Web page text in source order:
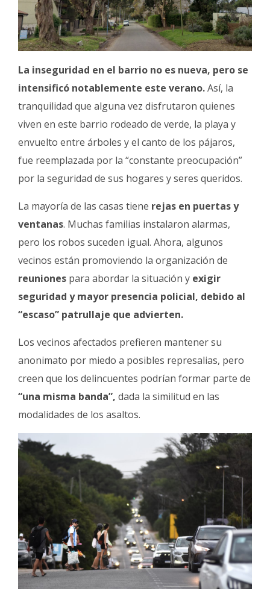
La inseguridad en el barrio no es nueva, pero se
intensificó notablemente este verano.Así, la
tranquilidad que alguna vez disfrutaron quienes
viven en este barrio rodeado de verde, la playa y
envuelto entre árboles y el canto de los pájaros,
fue reemplazada por la “constante preocupación”
por la seguridad de sus hogares y seres queridos.
La mayoría de las casas tiene rejas en puertas y
ventanas. Muchas familias instalaron alarmas,
pero los robos suceden igual. Ahora, algunos
vecinos están promoviendo la organización de
reuniones para abordar la situación y exigir
seguridad y mayor presencia policial, debido al
“escaso” patrullaje que advierten.
Los vecinos afectados prefieren mantener su
anonimato por miedo a posibles represalias, pero
creen que los delincuentes podrían formar parte de
“una misma banda”, dada la similitud en las
modalidades de los asaltos.